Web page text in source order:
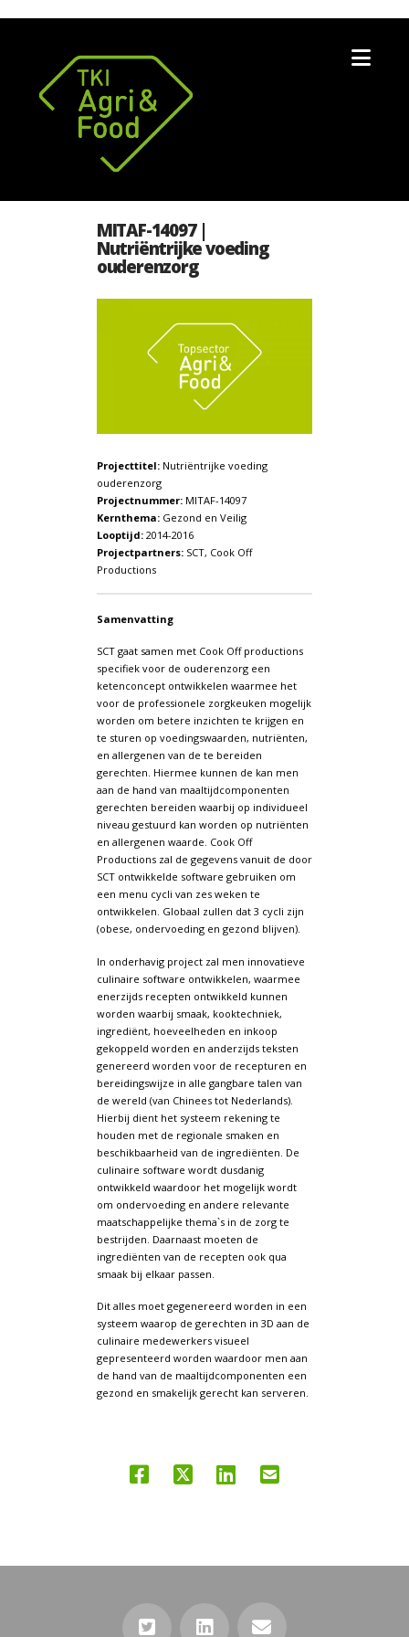
MITAF-14097 |
Nutriëntrijke voeding
ouderenzorg
Projecttitel:Nutriëntrijke voeding
ouderenzorg
Projectnummer:MITAF-14097
Kernthema:Gezond en Veilig
Looptijd: 2014-2016
Projectpartners:SCT, Cook Off
Productions
Samenvatting
SCT gaat samen met Cook Off productions
specifiek voor de ouderenzorg een
ketenconcept ontwikkelen waarmee het
voor de professionele zorgkeuken mogelijk
worden om betere inzichten te krijgen en
te sturen op voedingswaarden, nutriënten,
en allergenen van de te bereiden
gerechten. Hiermee kunnen de kan men
aan de hand van maaltijdcomponenten
gerechten bereiden waarbij op individueel
niveau gestuurd kan worden op nutriënten
en allergenen waarde. Cook Off
Productions zal de gegevens vanuit de door
SCT ontwikkelde software gebruiken om
een menu cycli van zes weken te
ontwikkelen. Globaal zullen dat 3 cycli zijn
(obese, ondervoeding en gezond blijven).
In onderhavig project zal men innovatieve
culinaire software ontwikkelen, waarmee
enerzijds recepten ontwikkeld kunnen
worden waarbij smaak, kooktechniek,
ingrediënt, hoeveelheden en inkoop
gekoppeld worden en anderzijds teksten
genereerd worden voor de recepturen en
bereidingswijze in alle gangbare talen van
de wereld (van Chinees tot Nederlands).
Hierbij dient het systeem rekening te
houden met de regionale smaken en
beschikbaarheid van de ingrediënten. De
culinaire software wordt dusdanig
ontwikkeld waardoor het mogelijk wordt
om ondervoeding en andere relevante
maatschappelijke thema`s in de zorg te
bestrijden. Daarnaast moeten de
ingrediënten van de recepten ook qua
smaak bij elkaar passen.
Dit alles moet gegenereerd worden in een
systeem waarop de gerechten in 3D aan de
culinaire medewerkers visueel
gepresenteerd worden waardoor men aan
de hand van de maaltijdcomponenten een
gezond en smakelijk gerecht kan serveren.